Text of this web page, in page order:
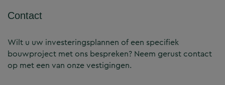
Contact
Wilt u uw investeringsplannen of een specifiek
bouwproject met ons bespreken? Neem gerust contact
op met een van onze vestigingen.